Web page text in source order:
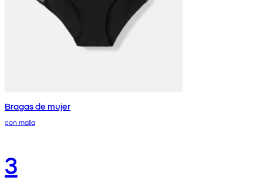
Bragas de mujer
con malla
3